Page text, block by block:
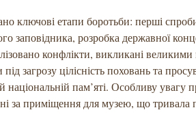
ключові етапи боротьби: перші спроби
заповідника, розробка державної
конфлікти, викликані
загрозу цілісність поховань та
національній пам’яті. Особливу увагу
за приміщення для музею, що тривала